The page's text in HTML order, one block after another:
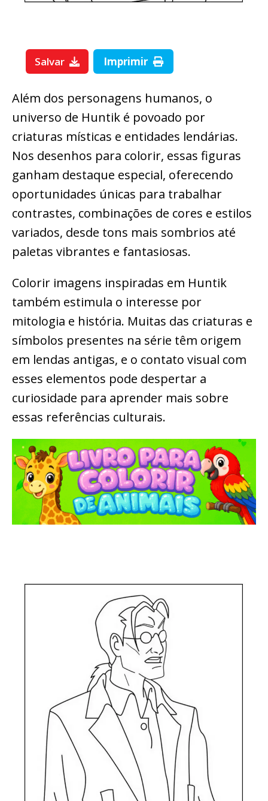
Salvar Imprimir
Além dos personagens humanos, o
universo de Huntik é povoado por
criaturas místicas e entidades lendárias.
Nos desenhos para colorir, essas figuras
ganham destaque especial, oferecendo
oportunidades únicas para trabalhar
contrastes, combinações de cores e estilos
variados, desde tons mais sombrios até
paletas vibrantes e fantasiosas.
Colorir imagens inspiradas em Huntik
também estimula o interesse por
mitologia e história. Muitas das criaturas e
símbolos presentes na série têm origem
em lendas antigas, e o contato visual com
esses elementos pode despertar a
curiosidade para aprender mais sobre
essas referências culturais.